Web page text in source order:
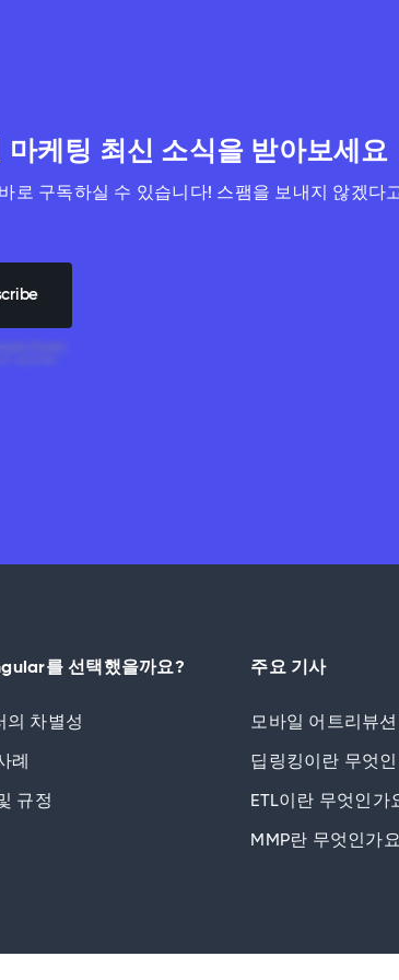
마케팅 최신 소식을 받아보세요
로 구독하실 수 있습니다! 스팸을 보내지 않겠다
를 선택했을까요?
의 차별성
례
규정
주요 기사
모바일 어트리뷰
딥링킹이란 무엇
ETL이란 무엇인가
MMP란 무엇인가